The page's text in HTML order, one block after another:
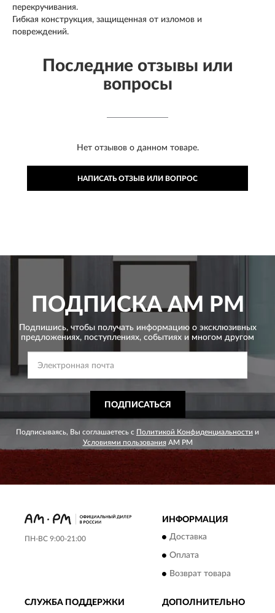
перекручивания.
Гибкая конструкция, защищенная от изломов и
повреждений.
Последние отзывы или
вопросы
Нет отзывов о данном товаре.
НАПИСАТЬ ОТЗЫВ ИЛИ ВОПРОС
ПОДПИСКАAM PM
Подпишись, чтобы получать информацию о эксклюзивных
предложениях, поступлениях, событиях и многом другом
ПОДПИСАТЬСЯ
Подписываясь, Вы соглашаетесь с Политикой Конфиденциальности и
Условиями пользования AM PM
ПН-ВС 9:00-21:00
ИНФОРМАЦИЯ
Доставка
Оплата
Возврат товара
СЛУЖБА ПОДДЕРЖКИ ДОПОЛНИТЕЛЬНО